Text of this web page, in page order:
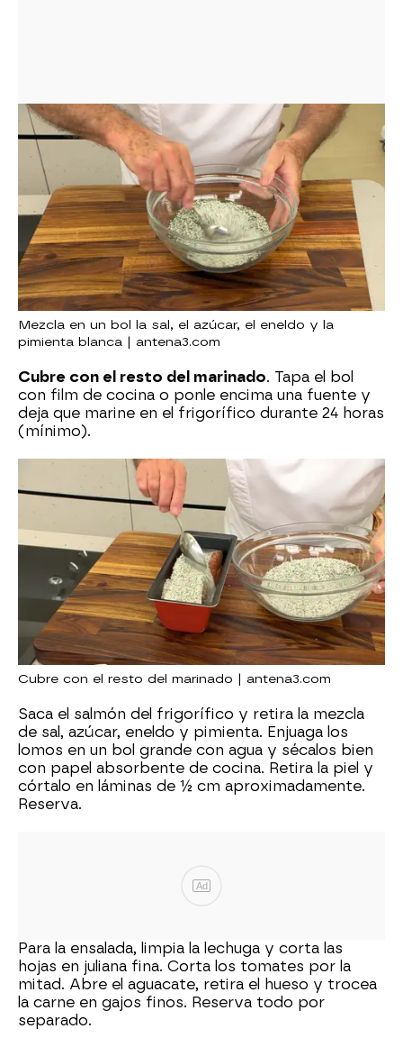
Mezcla en un bol la sal, el azúcar, el eneldo y la
pimienta blanca | antena3.com
Cubre con el resto del marinado. Tapa el bol
con film de cocina o ponle encima una fuente y
deja que marine en el frigorífico durante 24 horas
(mínimo).
Cubre con el resto del marinado | antena3.com
Saca el salmón del frigorífico y retira la mezcla
de sal, azúcar, eneldo y pimienta. Enjuaga los
lomos en un bol grande con agua y sécalos bien
con papel absorbente de cocina. Retira la piel y
córtalo en láminas de ½ cm aproximadamente.
Reserva.
Ad
Para la ensalada, limpia la lechuga y corta las
hojas en juliana fina. Corta los tomates por la
mitad. Abre el aguacate, retira el hueso y trocea
la carne en gajos finos. Reserva todo por
separado.